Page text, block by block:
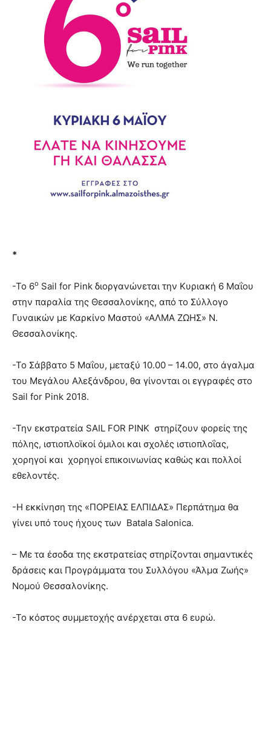
*
-Το 6ο Sail for Pink διοργανώνεται την Κυριακή 6 Μαΐου
στην παραλία της Θεσσαλονίκης, από το Σύλλογο
Γυναικών με Καρκίνο Μαστού «ΑΛΜΑ ΖΩΗΣ» Ν.
Θεσσαλονίκης.
-Το Σάββατο 5 Μαΐου, μεταξύ 10.00 – 14.00, στο άγαλμα
του Μεγάλου Αλεξάνδρου, θα γίνονται οι εγγραφές στο
Sail for Pink 2018.
-Την εκστρατεία SAIL FOR PINK στηρίζουν φορείς της
πόλης, ιστιοπλοϊκοί όμιλοι και σχολές ιστιοπλοΐας,
χορηγοί και χορηγοί επικοινωνίας καθώς και πολλοί
εθελοντές.
-Η εκκίνηση της «ΠΟΡΕΙΑΣ ΕΛΠΙΔΑΣ» Περπάτημα θα
γίνει υπό τους ήχους των Batala Salonica.
– Με τα έσοδα της εκστρατείας στηρίζονται σημαντικές
δράσεις και Προγράμματα του Συλλόγου «Άλμα Ζωής»
Νομού Θεσσαλονίκης.
-Το κόστος συμμετοχής ανέρχεται στα 6 ευρώ.